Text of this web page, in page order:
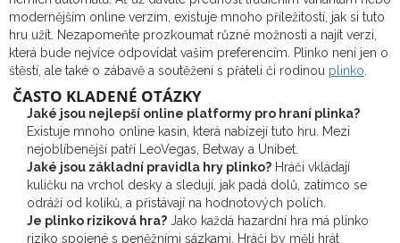
modernějším online verzím, existuje mnoho příležitostí, jak si tuto
hru užít. Nezapomeňte prozkoumat různé možnosti a najít verzi,
která bude nejvíce odpovídat vašim preferencím. Plinko není jen o
štěstí, ale také o zábavě a soutěžení s přáteli či rodinou plinko
ČASTO KLADENÉ OTÁZKY
Jaké jsou nejlepší online platformy pro hraní plinka?
Existuje mnoho online kasin, která nabízejí tuto hru. Mezi
nejoblíbenější patří LeoVegas, Betway a Unibet.
Jaké jsou základní pravidla hry plinko? Hráči vkládají
kuličku na vrchol desky a sledují, jak padá dolů, zatímco se
odráží od kolíků, a přistávají na hodnotových polích.
Je plinko riziková hra? Jako každá hazardní hra má plinko
riziko spojené s peněžními sázkami. Hráči by měli hrát